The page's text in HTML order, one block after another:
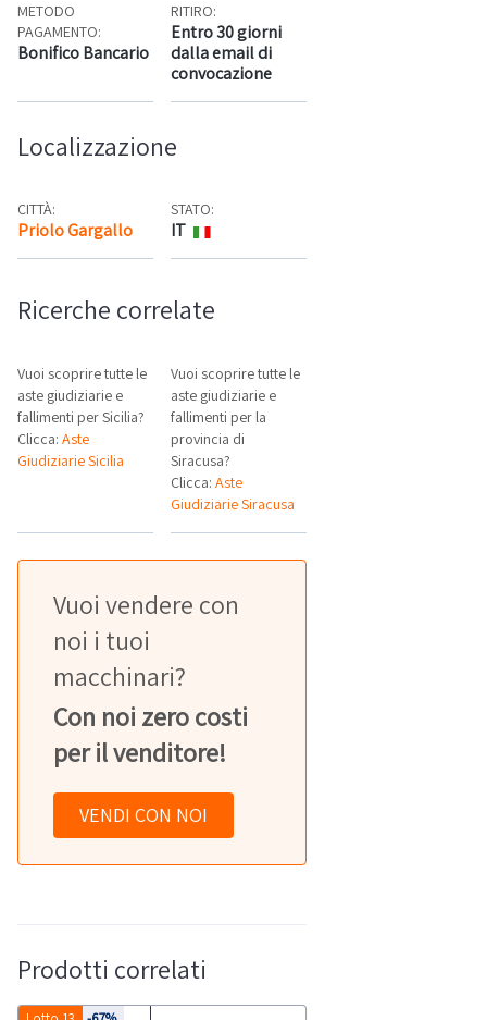
METODO
PAGAMENTO:
Bonifico Bancario
RITIRO:
Entro 30 giorni
dalla email di
convocazione
Localizzazione
CITTÀ:
Priolo Gargallo Mappa
STATO:
IT
Ricerche correlate
Vuoi scoprire tutte le
aste giudiziarie e
fallimenti per Sicilia?
Clicca: Aste
Giudiziarie Sicilia
Vuoi scoprire tutte le
aste giudiziarie e
fallimenti per la
provincia di
Siracusa?
Clicca:Aste
Giudiziarie Siracusa
Vuoi vendere con
noi i tuoi
macchinari?
Con noi zero costi
per il venditore!
VENDI CON NOI
Prodotti correlati